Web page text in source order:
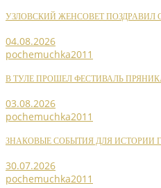
УЗЛОВСКИЙ ЖЕНСОВЕТ ПОЗДРАВИЛ
04.08.2026
pochemuchka2011
В ТУЛЕ ПРОШЕЛ ФЕСТИВАЛЬ
03.08.2026
pochemuchka2011
ЗНАКОВЫЕ СОБЫТИЯ ДЛЯ ИСТОРИИ
30.07.2026
pochemuchka2011